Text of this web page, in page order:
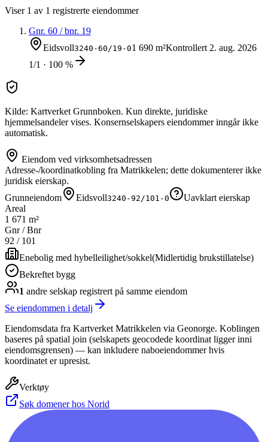
Viser 1 av 1 registrerte eiendommer
Gnr. 60 / bnr. 19
Eidsvoll3240-60/19-01 690 m²Kontrollert 2. aug. 2026
1/1 · 100 %
Kilde: Kartverket Grunnboken. Kun direkte, juridiske
hjemmelsandeler vises. Konsernselskapers eiendommer inngår ikke
automatisk.
Eiendom ved virksomhetsadressen
Adresse-/koordinatkobling fra Matrikkelen; dette dokumenterer ikke
juridisk eierskap.
Grunneiendom
Eidsvoll3240-92/101-0
Uavklart eierskap
Areal
1 671 m²
Gnr / Bnr
92 / 101
Enebolig med hybelleilighet/sokkel(Midlertidig brukstillatelse)
Bekreftet bygg
1 andre selskap registrert på samme eiendom
Se eiendommen i detalj
Eiendomsdata fra Kartverket Matrikkelen via Geonorge. Koblingen
baseres på spatial join (selskapets geocodede koordinat ligger inni
eiendomsgrensen) — kan inkludere naboeiendommer hvis
koordinatet er upresist.
Verktøy
Søk domener hos Norid